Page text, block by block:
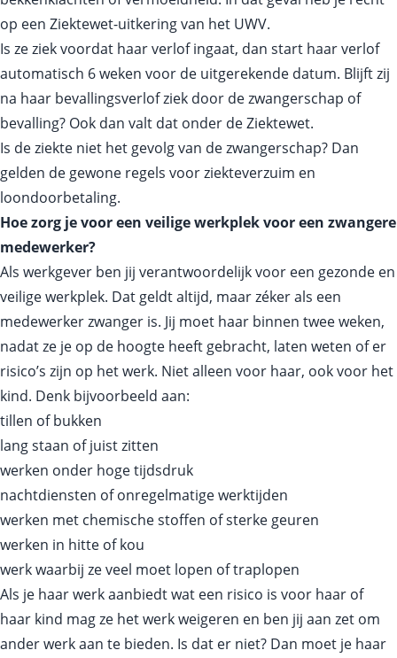
op een Ziektewet‑uitkering van het UWV.
Is ze ziek voordat haar verlof ingaat, dan start haar verlof
automatisch 6 weken voor de uitgerekende datum. Blijft zij
na haar bevallingsverlof ziek door de zwangerschap of
bevalling? Ook dan valt dat onder de Ziektewet.
Is de ziekte niet het gevolg van de zwangerschap? Dan
gelden de gewone regels voor ziekteverzuim en
loondoorbetaling.
Hoe zorg je voor een veilige werkplek voor een zwangere
medewerker?
Als werkgever ben jij verantwoordelijk voor een gezonde en
veilige werkplek. Dat geldt altijd, maar zéker als een
medewerker zwanger is. Jij moet haar binnen twee weken,
nadat ze je op de hoogte heeft gebracht, laten weten of er
risico’s zijn op het werk. Niet alleen voor haar, ook voor het
kind. Denk bijvoorbeeld aan:
tillen of bukken
lang staan of juist zitten
werken onder hoge tijdsdruk
nachtdiensten of onregelmatige werktijden
werken met chemische stoffen of sterke geuren
werken in hitte of kou
werk waarbij ze veel moet lopen of traplopen
Als je haar werk aanbiedt wat een risico is voor haar of
haar kind mag ze het werk weigeren en ben jij aan zet om
ander werk aan te bieden. Is dat er niet? Dan moet je haar